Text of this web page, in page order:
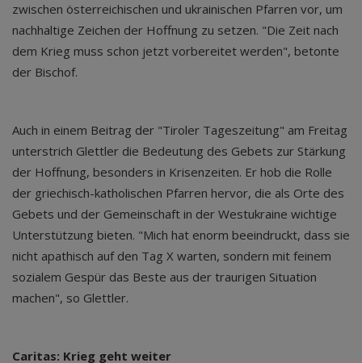
zwischen österreichischen und ukrainischen Pfarren vor, um
nachhaltige Zeichen der Hoffnung zu setzen. "Die Zeit nach
dem Krieg muss schon jetzt vorbereitet werden", betonte
der Bischof.
Auch in einem Beitrag der "Tiroler Tageszeitung" am Freitag
unterstrich Glettler die Bedeutung des Gebets zur Stärkung
der Hoffnung, besonders in Krisenzeiten. Er hob die Rolle
der griechisch-katholischen Pfarren hervor, die als Orte des
Gebets und der Gemeinschaft in der Westukraine wichtige
Unterstützung bieten. "Mich hat enorm beeindruckt, dass sie
nicht apathisch auf den Tag X warten, sondern mit feinem
sozialem Gespür das Beste aus der traurigen Situation
machen", so Glettler.
Caritas: Krieg geht weiter